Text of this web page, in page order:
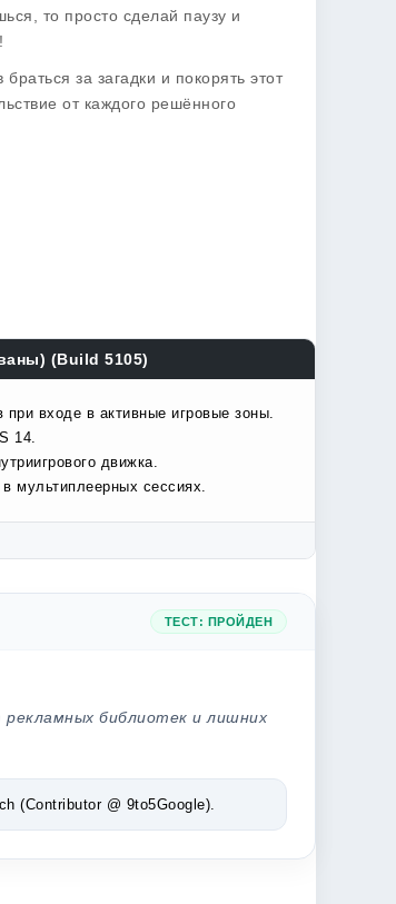
то просто сделай паузу и
за загадки и покорять этот
от каждого решённого
(Build 5105)
входе в активные игровые зоны.
14.
движка.
мультиплеерных сессиях.
ТЕСТ: ПРОЙДЕН
библиотек и лишних
(Contributor @ 9to5Google).